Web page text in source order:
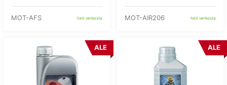
MOT-AFS heti verkosta MOT-AIR206 heti verkosta
ALE ALE